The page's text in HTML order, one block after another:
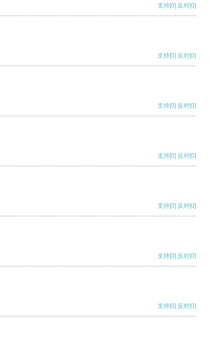
支持[0] 反对[0]
支持[0] 反对[0]
支持[0] 反对[0]
支持[0] 反对[0]
支持[0] 反对[0]
支持[0] 反对[0]
支持[0] 反对[0]